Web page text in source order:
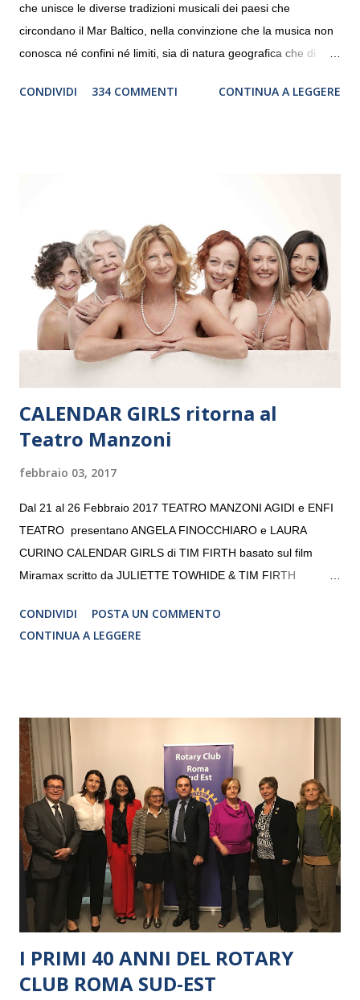
che unisce le diverse tradizioni musicali dei paesi che
circondano il Mar Baltico, nella convinzione che la musica non
conosca né confini né limiti, sia di natura geografica che di
debutterà il 10 settembre a Heiden, in Germania, e toccherà, in
“Settembre dell’Accademia” dove si esibirà per il secondo anno
consecutivo. Il pubblico milanese avrà il piacere di applaudire i
giovani artisti della Baltic Sea Youth Philharmonic per la quarta
volta. L’orchestra, fondata nel 2008 da Kristjan Järvi (affiancato
da un prestigioso consiglio di consulent...
CONDIVIDI 334 COMMENTI CONTINUA A LEGGERE
CALENDAR GIRLS ritorna al
Teatro Manzoni
febbraio 03, 2017
Dal 21 al 26 Febbraio 2017 TEATRO MANZONI AGIDI e ENFI
TEATRO presentano ANGELA FINOCCHIARO e LAURA
CURINO CALENDAR GIRLS di TIM FIRTH basato sul film
Miramax scritto da JULIETTE TOWHIDE & TIM FIRTH
CRISTINA PEZZOLI
CONDIVIDI
POSTA UN COMMENTO
CONTINUA A LEGGERE
I PRIMI 40 ANNI DEL ROTARY
CLUB ROMA SUD-EST